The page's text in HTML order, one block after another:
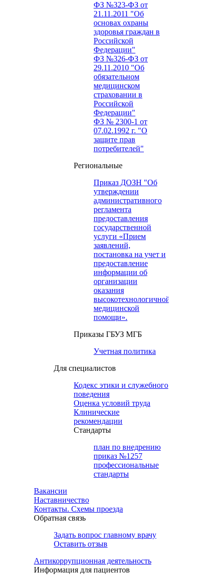
ФЗ №323-ФЗ от
21.11.2011 "Об
основах охраны
здоровья граждан в
Российской
Федерации"
ФЗ №326-ФЗ от
29.11.2010 "Об
обязательном
медицинском
страховании в
Российской
Федерации"
ФЗ № 2300-1 от
07.02.1992 г. "О
защите прав
потребителей"
Региональные
Приказ ДОЗН "Об
утверждении
административного
регламента
предоставления
государственной
услуги «Прием
заявлений,
постановка на учет и
предоставление
информации об
организации
оказания
высокотехнологичной
медицинской
помощи».
Приказы ГБУЗ МГБ
Учетная политика
Для специалистов
Кодекс этики и служебного
поведения
Оценка условий труда
Клинические
рекомендации
Cтандарты
план по внедрению
приказ №1257
профессиональные
стандарты
Вакансии
Наставничество
Контакты. Схемы проезда
Обратная связь
Задать вопрос главному врачу
Оставить отзыв
Антикоррупционная деятельность
Информация для пациентов